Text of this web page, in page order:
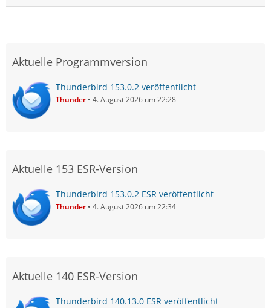
Aktuelle Programmversion
Thunderbird 153.0.2 veröffentlicht
Thunder 4. August 2026 um 22:28
Aktuelle 153 ESR-Version
Thunderbird 153.0.2 ESR veröffentlicht
Thunder 4. August 2026 um 22:34
Aktuelle 140 ESR-Version
Thunderbird 140.13.0 ESR veröffentlicht